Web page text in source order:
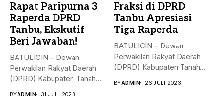
Rapat Paripurna 3
Raperda DPRD
Tanbu, Ekskutif
Beri Jawaban!
BATULICIN – Dewan
Perwakilan Rakyat Daerah
(DPRD) Kabupaten Tanah
BYADMIN 31 JULI 2023
Fraksi di DPRD
Tanbu Apresiasi
Tiga Raperda
BATULICIN – Dewan
Perwakilan Rakyat Daerah
(DPRD) Kabupaten Tanah
BYADMIN 26 JULI 2023